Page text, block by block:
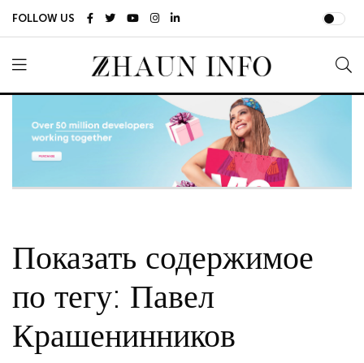
FOLLOW US
Показать содержимое
по тегу: Павел
Крашенинников